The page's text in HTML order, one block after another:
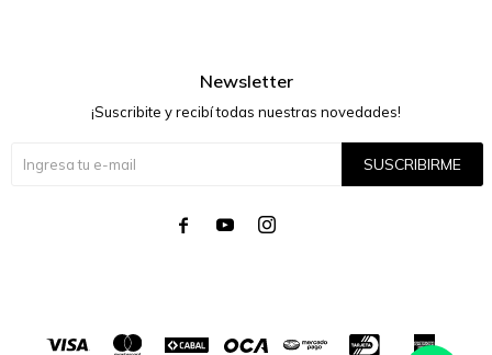
Newsletter
¡Suscribite y recibí todas nuestras novedades!
SUSCRIBIRME
  